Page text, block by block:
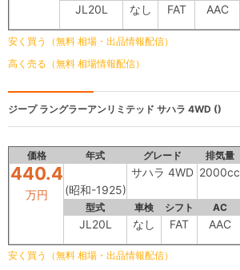
JL20L なし FAT AAC
安く買う（無料 相場・出品情報配信）
高く売る（無料 相場情報配信）
ジープ ラングラーアンリミテッド サハラ 4WD ()
価格 年式 グレード 排気量
440.4
万円 (昭和-1925)
サハラ 4WD 2000cc
型式 車検 シフト AC
JL20L なし FAT AAC
安く買う（無料 相場・出品情報配信）